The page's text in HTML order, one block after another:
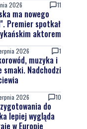
2026 11
ma nowego
Premier spotkał
aktorem
2026 1
muzyka i
smaki. Nadchodzi
2026 10
do
lepiej wygląda
w Europie